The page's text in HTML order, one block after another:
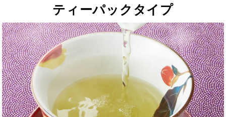
ティーパックタイプ